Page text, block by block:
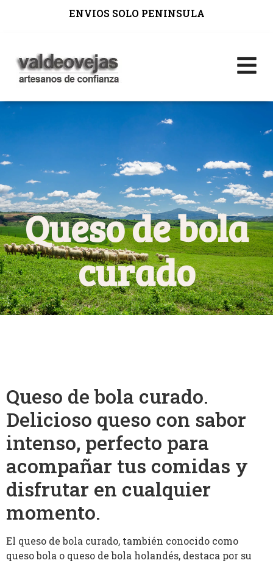
ENVIOS SOLO PENINSULA
Queso de bola
curado
Queso de bola curado.
Delicioso queso con sabor
intenso, perfecto para
acompañar tus comidas y
disfrutar en cualquier
momento.
El queso de bola curado, también conocido como
queso bola o queso de bola holandés, destaca por su